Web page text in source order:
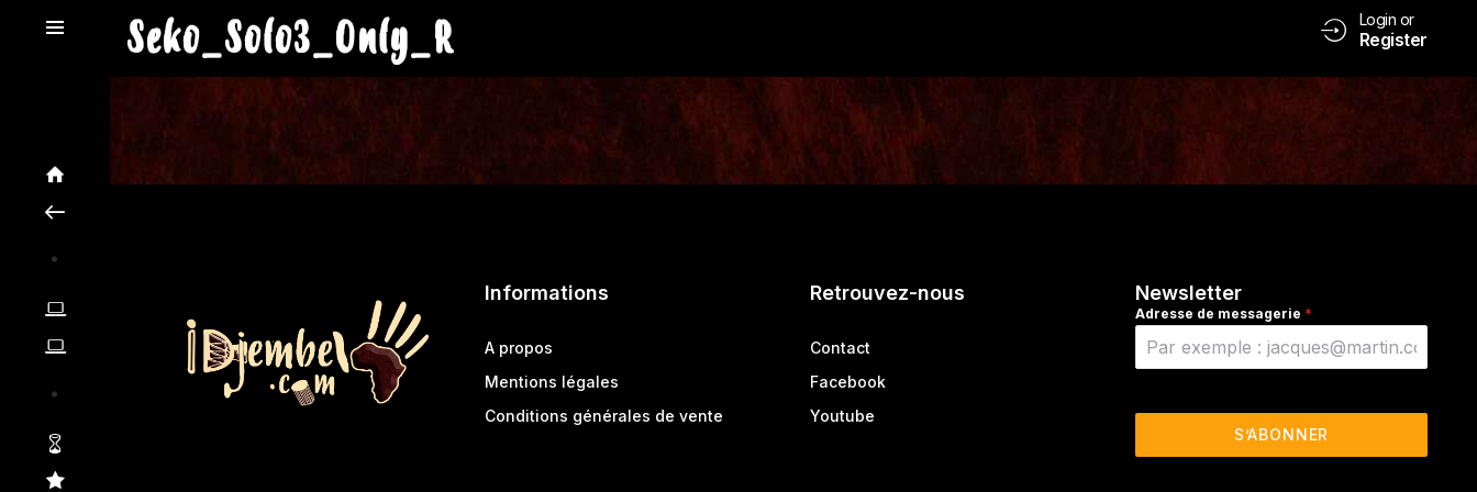
Seko_Solo3_Only_R Login or
Register
Informations
A propos
Mentions légales
Conditions générales de vente
Retrouvez-nous
Contact
Facebook
Youtube
Newsletter
Adresse de messagerie *
S’ABONNER